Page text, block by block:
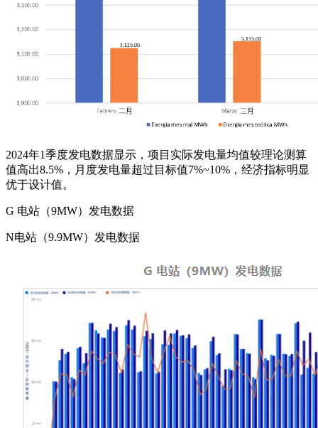
2024年1季度发电数据显示，项目实际发电量均值较理论测算
值高出8.5%，月度发电量超过目标值7%~10%，经济指标明显
优于设计值。
G 电站（9MW）发电数据
N电站（9.9MW）发电数据